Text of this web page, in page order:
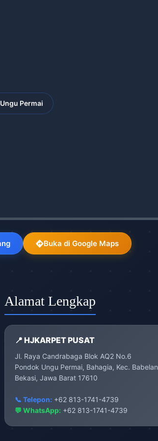
Permai
Buka di Google Maps
Alamat Lengkap
📍 HJKARPET PUSAT
Jl. Raya Candrabaga Blok AQ2 No.6
Pondok Ungu Permai, Bahagia, Kec. Babelan
Bekasi, Jawa Barat 17610
📞 Telepon:+62 813-1741-4739
💬 WhatsApp: +62 813-1741-4739